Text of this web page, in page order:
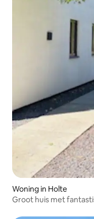
Woning in Holte
Groot huis met